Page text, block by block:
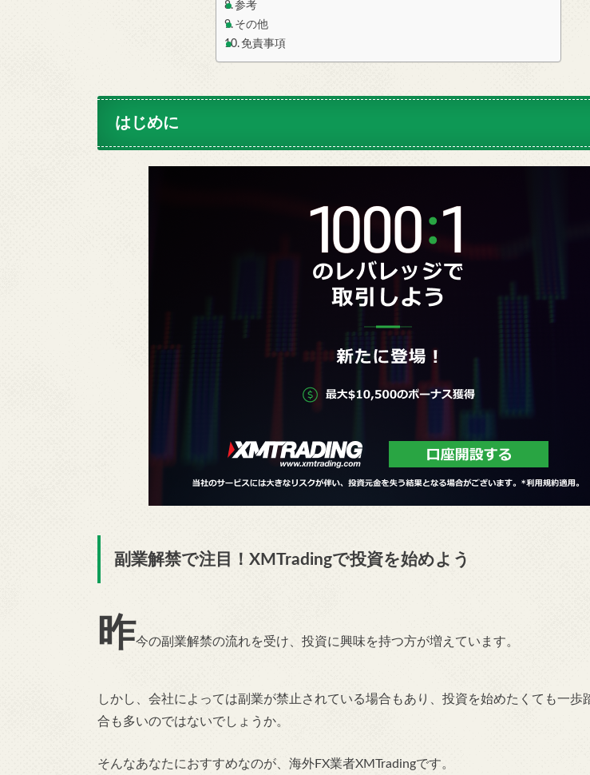
参考
その他
免責事項
はじめに
副業解禁で注目！XMTradingで投資を始めよう
昨今の副業解禁の流れを受け、投資に興味を持つ方が増えています。
しかし、会社によっては副業が禁止されている場合もあり、投資を始めたくても一歩
合も多いのではないでしょうか。
そんなあなたにおすすめなのが、海外FX業者XMTradingです。